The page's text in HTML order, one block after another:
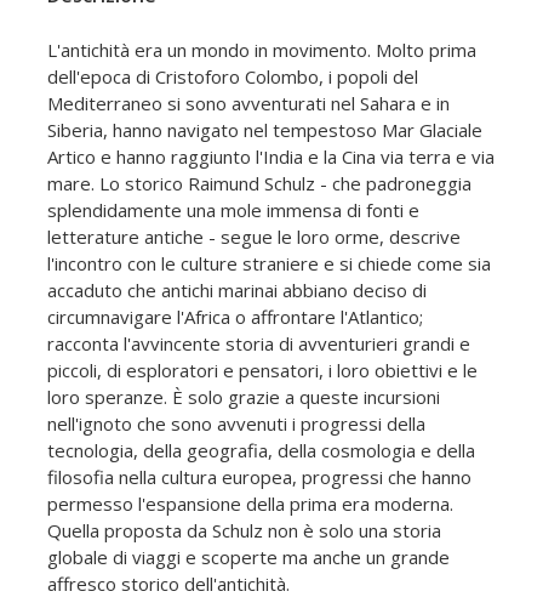
L'antichità era un mondo in movimento. Molto prima
dell'epoca di Cristoforo Colombo, i popoli del
Mediterraneo si sono avventurati nel Sahara e in
Siberia, hanno navigato nel tempestoso Mar Glaciale
Artico e hanno raggiunto l'India e la Cina via terra e via
mare. Lo storico Raimund Schulz - che padroneggia
splendidamente una mole immensa di fonti e
letterature antiche - segue le loro orme, descrive
l'incontro con le culture straniere e si chiede come sia
accaduto che antichi marinai abbiano deciso di
circumnavigare l'Africa o affrontare l'Atlantico;
racconta l'avvincente storia di avventurieri grandi e
piccoli, di esploratori e pensatori, i loro obiettivi e le
loro speranze. È solo grazie a queste incursioni
nell'ignoto che sono avvenuti i progressi della
tecnologia, della geografia, della cosmologia e della
filosofia nella cultura europea, progressi che hanno
permesso l'espansione della prima era moderna.
Quella proposta da Schulz non è solo una storia
globale di viaggi e scoperte ma anche un grande
affresco storico dell'antichità.